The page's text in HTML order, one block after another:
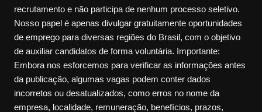
recrutamento e não participa de nenhum processo seletivo.
Nosso papel é apenas divulgar gratuitamente oportunidades
de emprego para diversas regiões do Brasil, com o objetivo
de auxiliar candidatos de forma voluntária. Importante:
Embora nos esforcemos para verificar as informações antes
da publicação, algumas vagas podem conter dados
incorretos ou desatualizados, como erros no nome da
empresa, localidade, remuneração, benefícios, prazos,